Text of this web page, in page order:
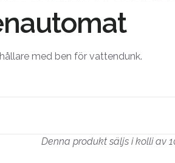
med ben för vattendunk.
Denna produkt säljs i kolli av